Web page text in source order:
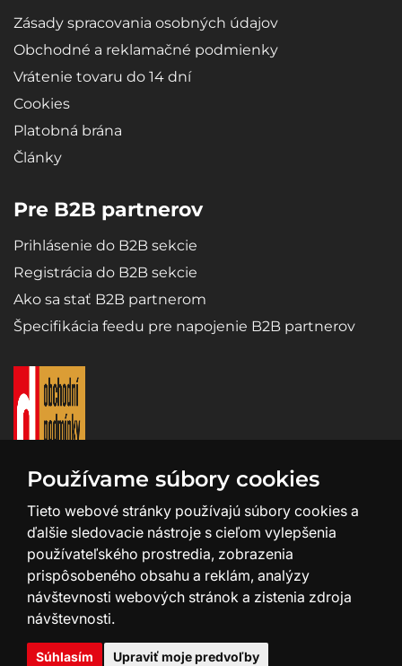
Zásady spracovania osobných údajov
Obchodné a reklamačné podmienky
Vrátenie tovaru do 14 dní
Cookies
Platobná brána
Články
Pre B2B partnerov
Prihlásenie do B2B sekcie
Registrácia do B2B sekcie
Ako sa stať B2B partnerom
Špecifikácia feedu pre napojenie B2B partnerov
Používame súbory cookies
Tieto webové stránky používajú súbory cookies a
ďalšie sledovacie nástroje s cieľom vylepšenia
používateľského prostredia, zobrazenia
prispôsobeného obsahu a reklám, analýzy
návštevnosti webových stránok a zistenia zdroja
návštevnosti.
Súhlasím Upraviť moje predvoľby